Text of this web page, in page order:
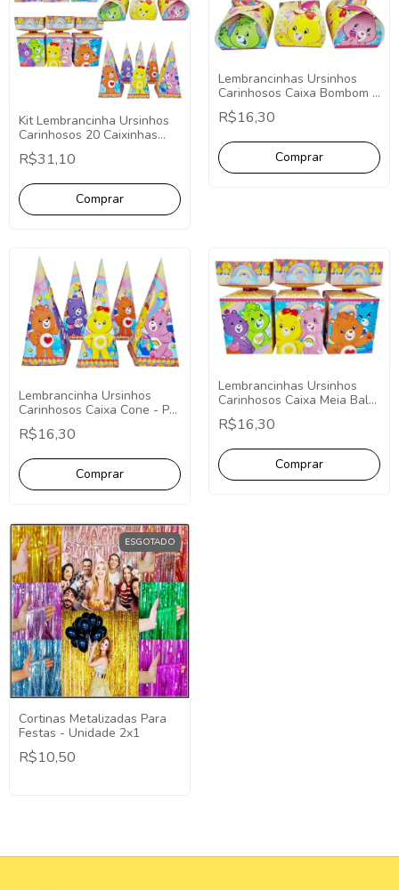
Kit Lembrancinha Ursinhos
Carinhosos 20 Caixinhas
Festa Fácil Decoração
R$31,10
Lembrancinhas Ursinhos
Carinhosos Caixa Bombom -
Pct com 10
R$16,30
Lembrancinha Ursinhos
Carinhosos Caixa Cone - Pct
com 10
R$16,30
Lembrancinhas Ursinhos
Carinhosos Caixa Meia Bala
- Pct com 10
R$16,30
ESGOTADO
Cortinas Metalizadas Para
Festas - Unidade 2x1
R$10,50